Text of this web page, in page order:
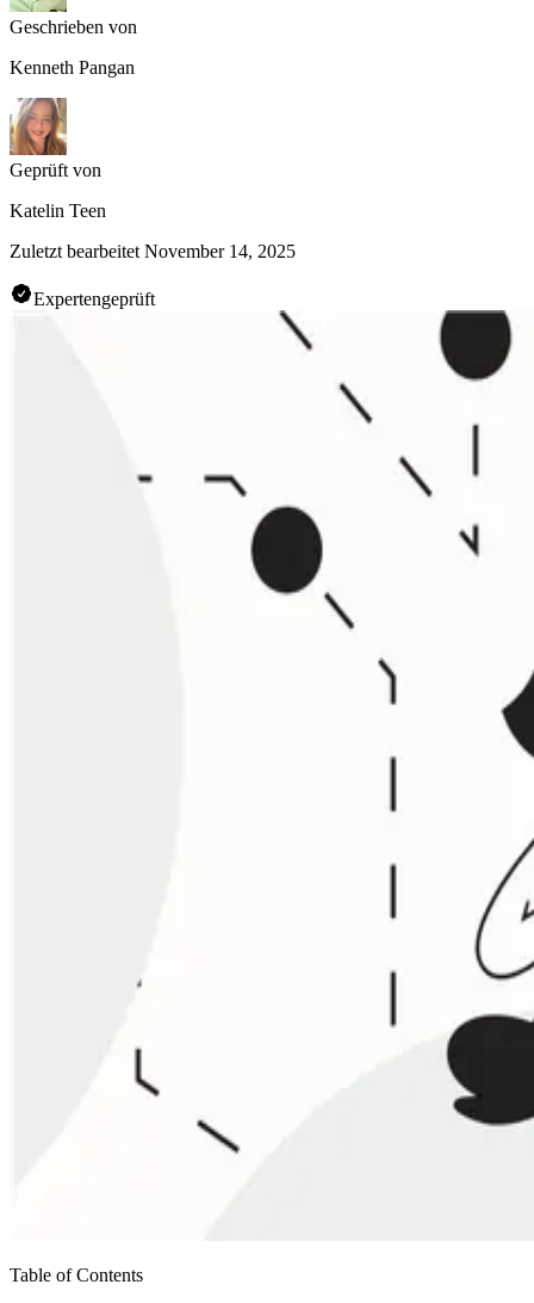
Geschrieben von
Kenneth Pangan
Geprüft von
Katelin Teen
Zuletzt bearbeitet November 14, 2025
Expertengeprüft
Table of Contents